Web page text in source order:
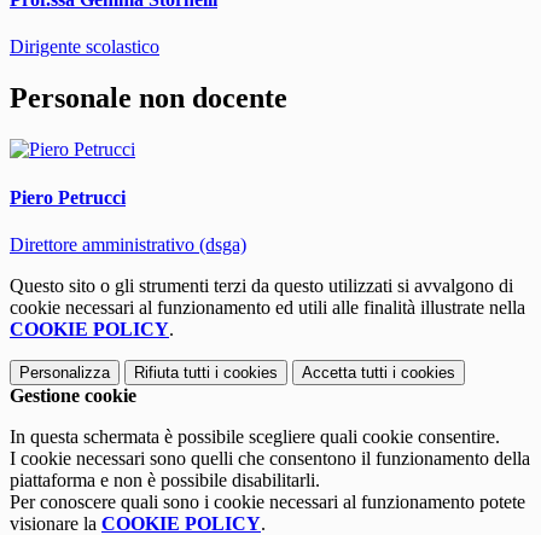
Dirigente scolastico
Personale non docente
Piero Petrucci
Direttore amministrativo (dsga)
Questo sito o gli strumenti terzi da questo utilizzati si avvalgono di
cookie necessari al funzionamento ed utili alle finalità illustrate nella
COOKIE POLICY.
Personalizza Rifiuta tutti i cookies Accetta tutti i cookies
Gestione cookie
In questa schermata è possibile scegliere quali cookie consentire.
I cookie necessari sono quelli che consentono il funzionamento della
piattaforma e non è possibile disabilitarli.
Per conoscere quali sono i cookie necessari al funzionamento potete
visionare la COOKIE POLICY.